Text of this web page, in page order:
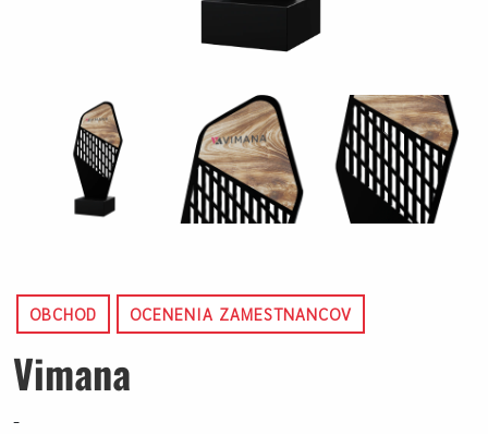
OBCHOD OCENENIA ZAMESTNANCOV
Vimana
-